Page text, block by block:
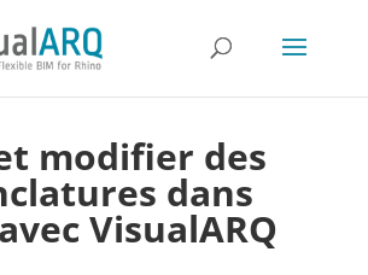
modifier des
dans
VisualARQ